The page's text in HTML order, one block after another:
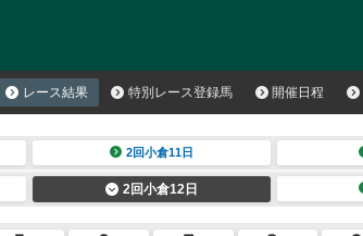
レース結果 特別レース登録馬 開催日程
2回小倉11日
2回小倉12日